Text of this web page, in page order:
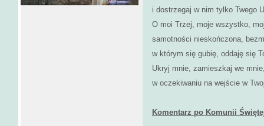
i dostrzegaj w nim tylko Twego
O moi Trzej, moje wszystko,
samotności nieskończona,
w którym się gubię, oddaję się
Ukryj mnie, zamieszkaj we
w oczekiwaniu na wejście w
Komentarz po Komunii